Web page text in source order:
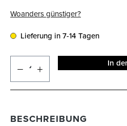
Woanders günstiger?
Lieferung in 7-14 Tagen
In
BESCHREIBUNG